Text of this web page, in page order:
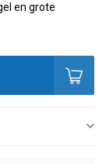
en grote